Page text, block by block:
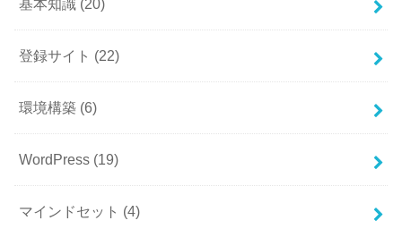
基本知識 (20)
登録サイト (22)
環境構築 (6)
WordPress (19)
マインドセット (4)